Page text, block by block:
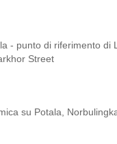
- punto di riferimento di
Street
su Potala,